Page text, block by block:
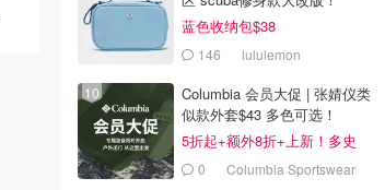
好看的韩国电影排行榜，
必看盘点！8月最新！(持
荐 - 万众期待的热门大片
- 8月最新: 《末世行者》
蓝色收纳包$38
146 lululemon
Columbia 会员大促 | 张婧仪类
似款外套$43 多色可选！
5折起+额外8折+上新！多史
低！0
Columbia Sportswear